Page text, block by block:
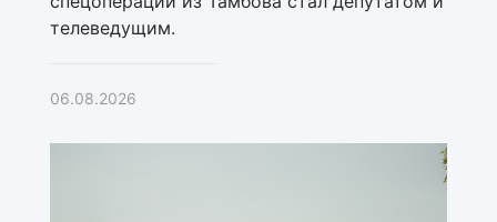
телеведущим.
06.08.2026